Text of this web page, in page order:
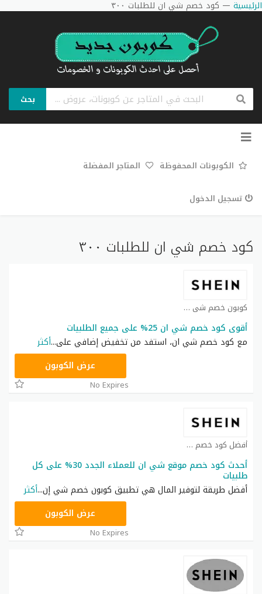
الرئيسية — كود خصم شي ان للطلبات ٣٠٠
بحث
تخطي
الكوبونات المحفوظة المتاجر المفضلة
تسجيل الدخول
كود خصم شي ان للطلبات ٣٠٠
كوبون خصم شي ان كوبون
أقوى كود خصم شي ان 25% على جميع الطلبيات
مع كود خصم شي ان، استفد من تخفيض إضافي على...أكثر
عرض الكوبون
No Expires
أفضل كود خصم شي ان كوبون
أحدث كود خصم موقع شي ان للعملاء الجدد 30% على كل
طلبيات
أفضل طريقة لتوفير المال هي تطبيق كوبون خصم شي إن...أكثر
عرض الكوبون
No Expires